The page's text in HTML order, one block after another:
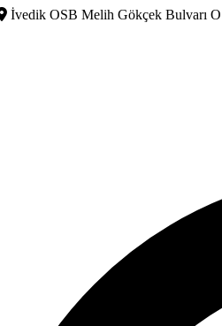
İvedik OSB Melih Gökçek Bulvarı